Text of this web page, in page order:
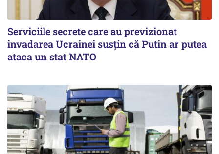
Serviciile secrete care au previzionat
invadarea Ucrainei susțin că Putin ar putea
ataca un stat NATO